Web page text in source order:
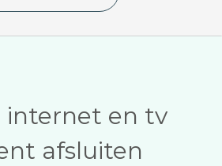
internet en tv
afsluiten